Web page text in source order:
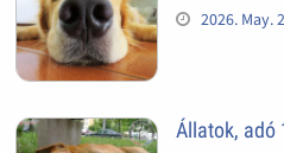
2026. May.
Állatok, adó